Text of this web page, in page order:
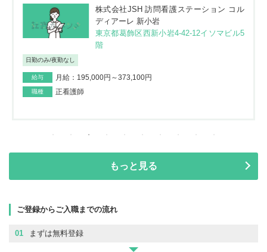
株式会社JSH 訪問看護ステーション コル
ディアーレ 新小岩
東京都葛飾区西新小岩4-42-12イソマビル5
階
日勤のみ/夜勤なし
給与 月給：195,000円～373,100円
職種 正看護師
もっと見る
ご登録からご入職までの流れ
01 まずは無料登録